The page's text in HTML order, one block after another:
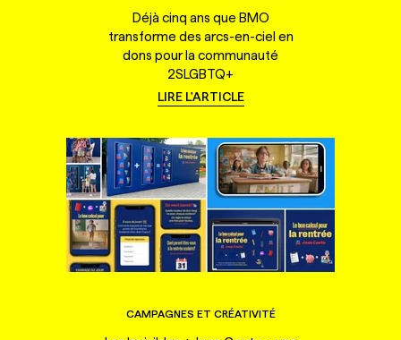
Déjà cinq ans que BMO
transforme des arcs-en-ciel en
dons pour la communauté
2SLGBTQ+
LIRE L'ARTICLE
CAMPAGNES ET CRÉATIVITÉ